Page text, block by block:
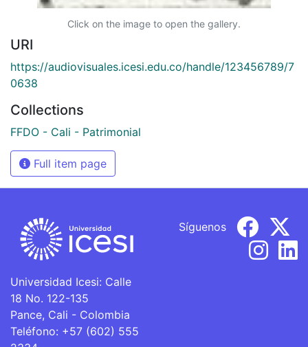
Click on the image to open the gallery.
URI
https://audiovisuales.icesi.edu.co/handle/123456789/7
0638
Collections
FFDO - Cali - Patrimonial
Full item page
Universidad Icesi: Calle
18 No. 122-135
Pance, Cali - Colombia
Teléfono: +57 (602) 555
Síguenos